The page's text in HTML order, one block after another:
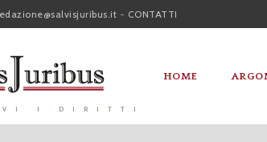
- CONTATTI
I DIRITTI
HOME